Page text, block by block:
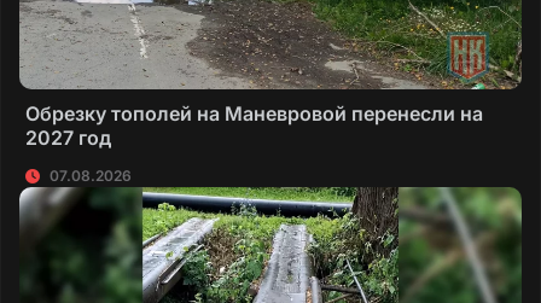
Обрезку тополей на Маневровой перенесли на
2027 год
07.08.2026